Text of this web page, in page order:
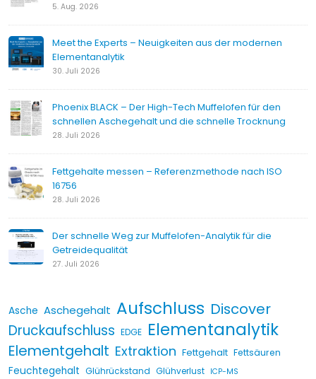
5. Aug. 2026
Meet the Experts – Neuigkeiten aus der modernen
Elementanalytik
30. Juli 2026
Phoenix BLACK – Der High-Tech Muffelofen für den
schnellen Aschegehalt und die schnelle Trocknung
28. Juli 2026
Fettgehalte messen – Referenzmethode nach ISO
16756
28. Juli 2026
Der schnelle Weg zur Muffelofen-Analytik für die
Getreidequalität
27. Juli 2026
Asche Aschegehalt Aufschluss Discover
Druckaufschluss EDGE Elementanalytik
Elementgehalt Extraktion Fettgehalt Fettsäuren
Feuchtegehalt Glührückstand Glühverlust ICP-MS